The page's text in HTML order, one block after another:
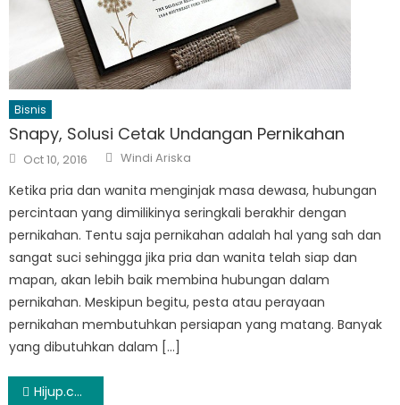
Bisnis
Snapy, Solusi Cetak Undangan Pernikahan
Posted
on
Oct 10, 2016 Author
Windi Ariska
Ketika pria dan wanita menginjak masa dewasa, hubungan
percintaan yang dimilikinya seringkali berakhir dengan
pernikahan. Tentu saja pernikahan adalah hal yang sah dan
sangat suci sehingga jika pria dan wanita telah siap dan
mapan, akan lebih baik membina hubungan dalam
pernikahan. Meskipun begitu, pesta atau perayaan
pernikahan membutuhkan persiapan yang matang. Banyak
yang dibutuhkan dalam […]
Post
Hijup.com Surganya Para Hijabers